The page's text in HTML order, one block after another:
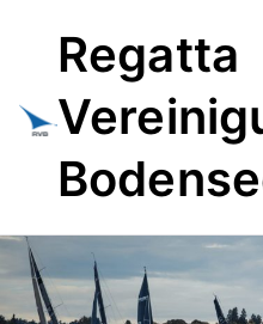
Regatta